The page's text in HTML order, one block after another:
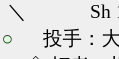
Sh 1-
投手：大